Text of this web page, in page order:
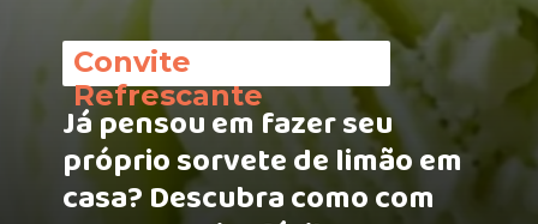
Já pensou em fazer seu
próprio sorvete de limão em
casa? Descubra como com
Convite
Refrescante